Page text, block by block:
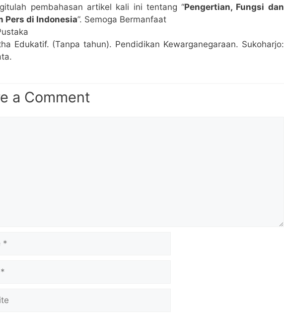
pembahasan artikel kali ini tentang “Pengertian, Fungsi dan
Pers di Indonesia”. Semoga Bermanfaat
Edukatif. (Tanpa tahun). Pendidikan Kewarganegaraan. Sukoharjo:
a Comment